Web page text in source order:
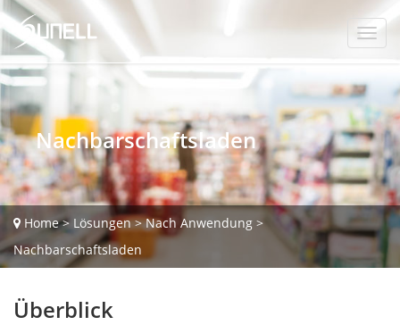
Home> Lösungen>Nach Anwendung >
Nachbarschaftsladen
Nachbarschaftsladen
Überblick